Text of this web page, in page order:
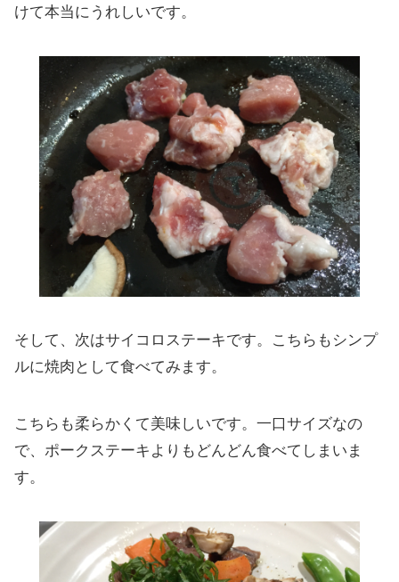
けて本当にうれしいです。
そして、次はサイコロステーキです。こちらもシンプ
ルに焼肉として食べてみます。
こちらも柔らかくて美味しいです。一口サイズなの
で、ポークステーキよりもどんどん食べてしまいま
す。